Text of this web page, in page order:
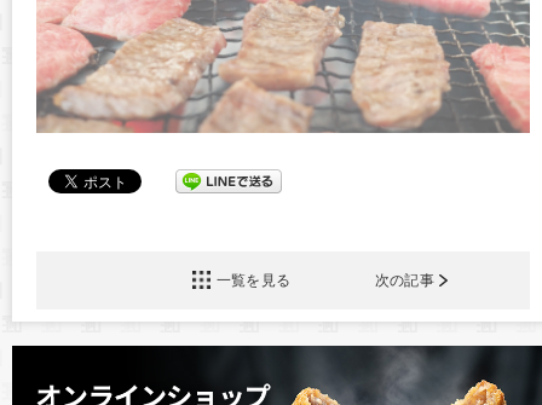
一覧を見る 次の記事